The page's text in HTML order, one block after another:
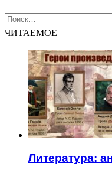
Найти:
ЧИТАЕМОЕ
Литература: